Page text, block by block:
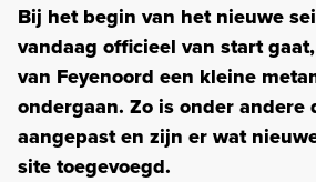
Bij het begin van het nieuwe
vandaag officieel van start
van Feyenoord een kleine
ondergaan. Zo is onder andere
aangepast en zijn er wat
site toegevoegd.